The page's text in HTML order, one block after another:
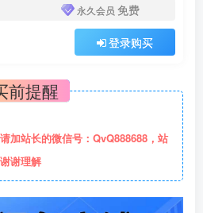
永久会员 免费
登录购买
前提醒
加站长的微信号：QvQ888688，站
谢理解